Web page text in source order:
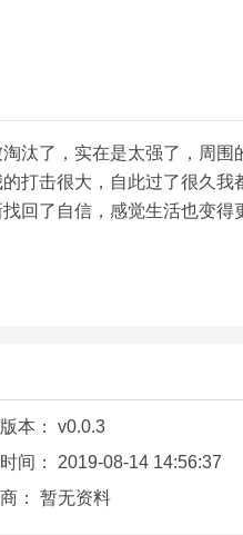
汰了，实在是太强了，周围
打击很大，自此过了很久我
回了自信，感觉生活也变得
本： v0.0.3
间： 2019-08-14 14:56:37
： 暂无资料